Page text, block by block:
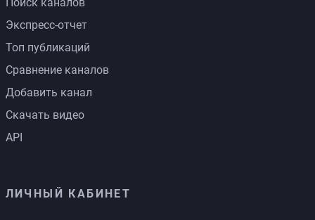
Экспресс-отчет
Топ публикаций
Сравнение каналов
Добавить канал
Скачать видео
API
ЛИЧНЫЙ КАБИНЕТ